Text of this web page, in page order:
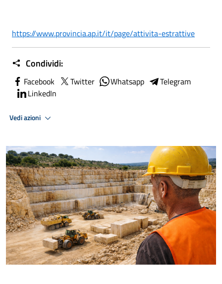
https://www.provincia.ap.it/it/page/attivita-estrattive
Condividi:
Facebook Twitter Whatsapp
Telegram
LinkedIn
Vedi azioni